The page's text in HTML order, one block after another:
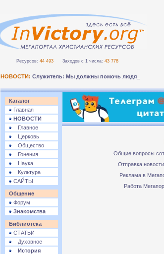
Ресурсов: 44 493 Заходов с 1 числа: 43 778
НОВОСТИ: Служитель: Мы должны помочь людям безоп-
Каталог
Главная
НОВОСТИ
Главное
Церковь
Общество
Гонения
Наука
Культура
САЙТЫ
Общение
Форум
Знакомства
Библиотека
СТАТЬИ
Духовное
История
Общие вопросы
Отправка
Реклама в
Работа